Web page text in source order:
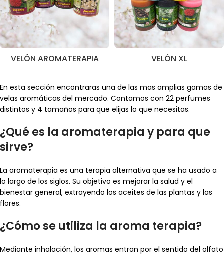
VELÓN AROMATERAPIA VELÓN XL
En esta sección encontraras una de las mas amplias gamas de
velas aromáticas del mercado. Contamos con 22 perfumes
distintos y 4 tamaños para que elijas lo que necesitas.
¿Qué es la aromaterapia y para que
sirve?
La aromaterapia es una terapia alternativa que se ha usado a
lo largo de los siglos. Su objetivo es mejorar la salud y el
bienestar general, extrayendo los aceites de las plantas y las
flores.
¿Cómo se utiliza la aroma terapia?
Mediante inhalación, los aromas entran por el sentido del olfato